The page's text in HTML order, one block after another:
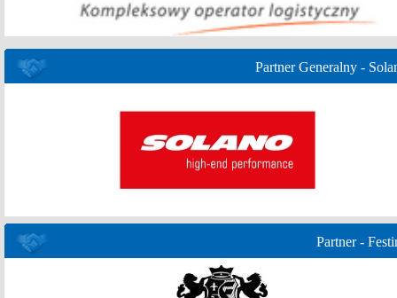
Partner Generalny -
Partner -